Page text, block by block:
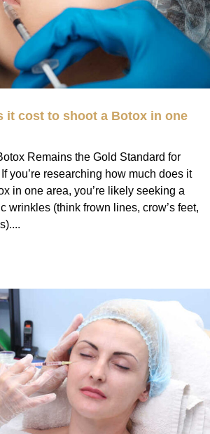
it cost to shoot a Botox in one
Remains the Gold Standard for
you’re researching how much does it
in one area, you’re likely seeking a
wrinkles (think frown lines, crow’s feet,